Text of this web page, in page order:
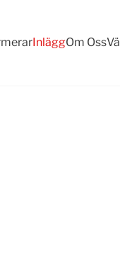
InläggOm Oss